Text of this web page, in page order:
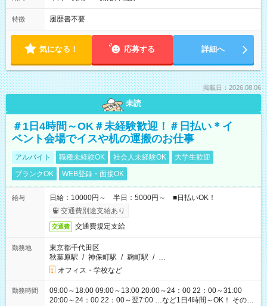
特徴 履歴書不要
気になる！ 応募する 詳細へ
掲載日：2026.08.06
未読
＃1日4時間～OK＃未経験歓迎！＃日払い＊イ
ベント会場でイスや机の運搬のお仕事
アルバイト 職種未経験OK 社会人未経験OK
大学生歓迎
ブランクOK
WEB登録・面接OK
給与
日給：10000円～ 半日：5000円～ ■日払いOK！
交通費別途支給あり
交通費 交通費規定支給
勤務地
東京都千代田区
秋葉原駅 / 神保町駅 / 麹町駅 / …
オフィス・学校など
勤務時間
09:00～18:00 09:00～13:00 20:00～24：00 22：00～31:00
20:00～24：00 22：00～翌7:00 …など1日4時間～OK！ その他